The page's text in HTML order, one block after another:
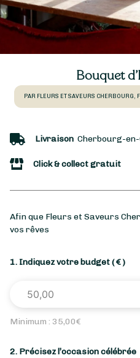
Bouquet
PAR FLEURS ET SAVEURS CHERBOURG,
Livraison Cherbourg-
Click & collect gratuit
Afin que Fleurs et Saveurs
vos rêves
1. Indiquez votre budget( € )
Minimum : 35,00€
2. Précisez l’occasion célébrée